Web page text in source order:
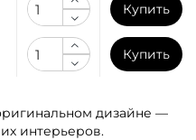
Купить
Купить
дизайне —
интерьеров.